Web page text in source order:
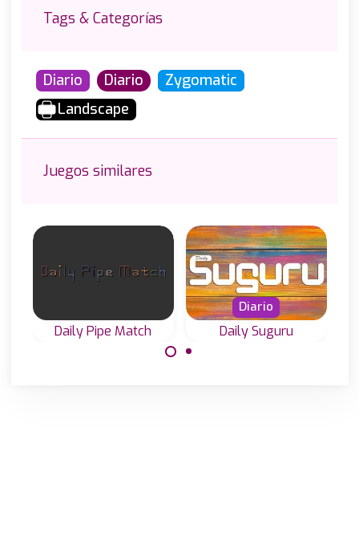
Tags & Categorías
Diario Diario
Zygomatic
Landscape
Juegos similares
Daily Pipe Match Daily Suguru
Diario